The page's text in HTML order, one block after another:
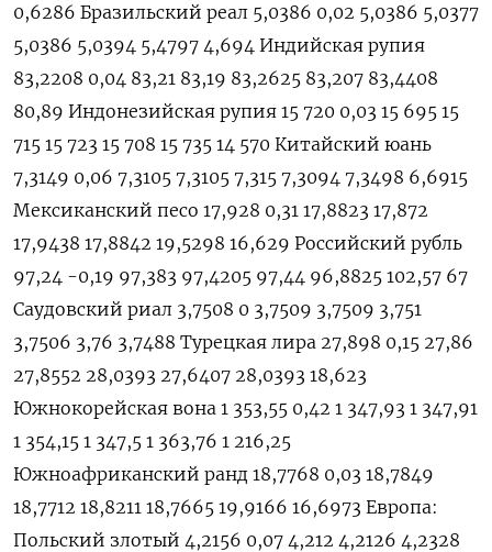
0,6286 Бразильский реал 5,0386 0,02 5,0386 5,0377
5,0386 5,0394 5,4797 4,694 Индийская рупия
83,2208 0,04 83,21 83,19 83,2625 83,207 83,4408
80,89 Индонезийская рупия 15 720 0,03 15 695 15
715 15 723 15 708 15 735 14 570 Китайский юань
7,3149 0,06 7,3105 7,3105 7,315 7,3094 7,3498 6,6915
Мексиканский песо 17,928 0,31 17,8823 17,872
17,9438 17,8842 19,5298 16,629 Российский рубль
97,24 -0,19 97,383 97,4205 97,44 96,8825 102,57 67
Саудовский риал 3,7508 0 3,7509 3,7509 3,751
3,7506 3,76 3,7488 Турецкая лира 27,898 0,15 27,86
27,8552 28,0393 27,6407 28,0393 18,623
Южнокорейская вона 1 353,55 0,42 1 347,93 1 347,91
1 354,15 1 347,5 1 363,76 1 216,25
Южноафриканский ранд 18,7768 0,03 18,7849
18,7712 18,8211 18,7665 19,9166 16,6973 Европа:
Польский злотый 4,2156 0,07 4,212 4,2126 4,2328